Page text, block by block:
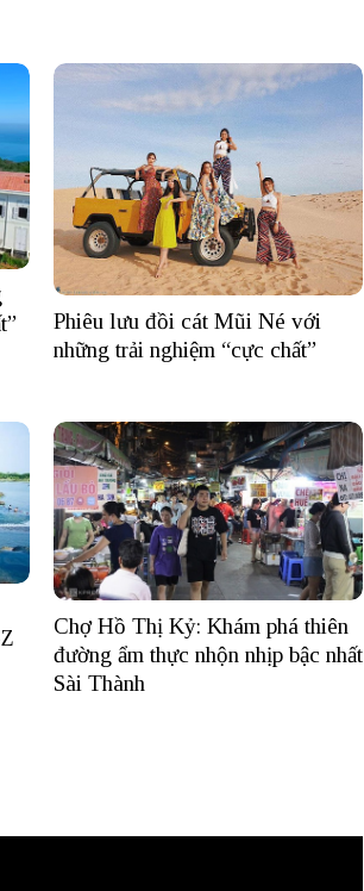
Phiêu lưu đồi cát Mũi Né với
những trải nghiệm “cực chất”
Chợ Hồ Thị Kỷ: Khám phá thiên
đường ẩm thực nhộn nhịp bậc nhất
Sài Thành